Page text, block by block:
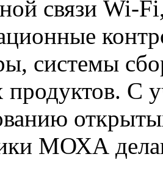
связи Wi-
системы
С
МОХА